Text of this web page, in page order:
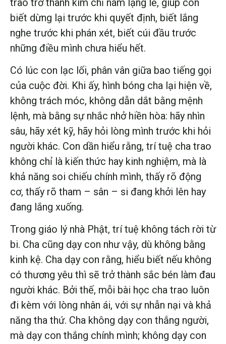
biết dừng lại trước khi quyết định, biết lắng
nghe trước khi phán xét, biết cúi đầu trước
những điều mình chưa hiểu hết.
Có lúc con lạc lối, phân vân giữa bao tiếng gọi
của cuộc đời. Khi ấy, hình bóng cha lại hiện về,
không trách móc, không dẫn dắt bằng mệnh
lệnh, mà bằng sự nhắc nhở hiền hòa: hãy nhìn
sâu, hãy xét kỹ, hãy hỏi lòng mình trước khi hỏi
người khác. Con dần hiểu rằng, trí tuệ cha trao
không chỉ là kiến thức hay kinh nghiệm, mà là
khả năng soi chiếu chính mình, thấy rõ động
cơ, thấy rõ tham – sân – si đang khởi lên hay
đang lắng xuống.
Trong giáo lý nhà Phật, trí tuệ không tách rời từ
bi. Cha cũng dạy con như vậy, dù không bằng
kinh kệ. Cha dạy con rằng, hiểu biết nếu không
có thương yêu thì sẽ trở thành sắc bén làm đau
người khác. Bởi thế, mỗi bài học cha trao luôn
đi kèm với lòng nhân ái, với sự nhẫn nại và khả
năng tha thứ. Cha không dạy con thắng người,
mà dạy con thắng chính mình; không dạy con